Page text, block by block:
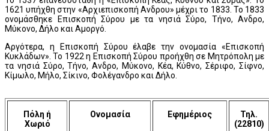
1621 υπήχθη στην «Αρχιεπισκοπή Ανδρου» μέχρι το 1833. Το 1833
ονομάσθηκε Επισκοπή Σύρου με τα νησιά Σύρο, Τήνο, Ανδρο,
Μύκονο, Δήλο και Αμοργό.
Αργότερα, η Επισκοπή Σύρου έλαβε την ονομασία «Επισκοπή
Κυκλάδων». Το 1922 η Επισκοπή Σύρου προήχθη σε Μητρόπολη με
τα νησιά Σύρο, Τήνο, Ανδρο, Μύκονο, Κέα, Κύθνο, Σέριφο, Σίφνο,
Κίμωλο, Μήλο, Σίκινο, Φολέγανδρο και Δήλο.
Πόλη ή
Χωριό
Ονομασία Εφημέριος
Τηλ.
(22810)